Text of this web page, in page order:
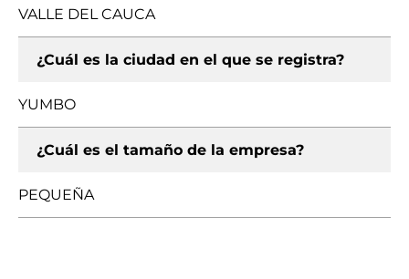
VALLE DEL CAUCA
¿Cuál es la ciudad en el que se registra?
YUMBO
¿Cuál es el tamaño de la empresa?
PEQUEÑA